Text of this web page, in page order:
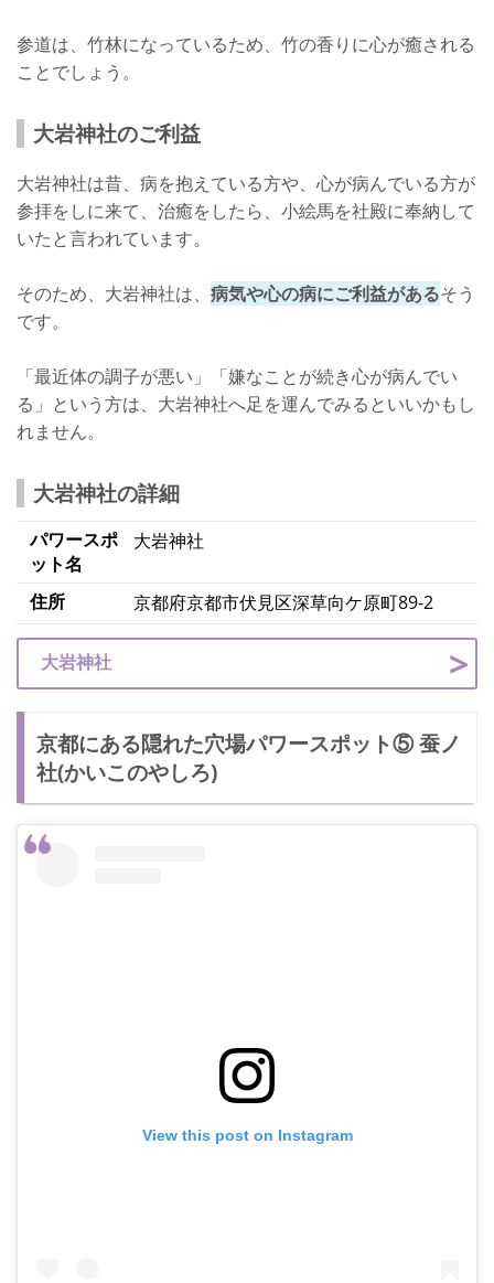
参道は、竹林になっているため、竹の香りに心が癒される
ことでしょう。
大岩神社のご利益
大岩神社は昔、病を抱えている方や、心が病んでいる方が
参拝をしに来て、治癒をしたら、小絵馬を社殿に奉納して
いたと言われています。
そのため、大岩神社は、 病気や心の病にご利益があるそう
です。
「最近体の調子が悪い」「嫌なことが続き心が病んでい
る」という方は、大岩神社へ足を運んでみるといいかもし
れません。
大岩神社の詳細
パワースポ
ット名
大岩神社
住所 京都府京都市伏見区深草向ケ原町89-2
大岩神社
京都にある隠れた穴場パワースポット⑤ 蚕ノ
社(かいこのやしろ)
View this post on Instagram